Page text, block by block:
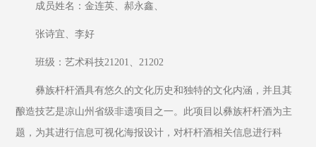
成员姓名：金连英、郝永鑫、
张诗宜、李好
班级：艺术科技21201、21202
彝族杆杆酒具有悠久的文化历史和独特的文化内涵，并且其
酿造技艺是凉山州省级非遗项目之一。此项目以彝族杆杆酒为主
题，为其进行信息可视化海报设计，对杆杆酒相关信息进行科